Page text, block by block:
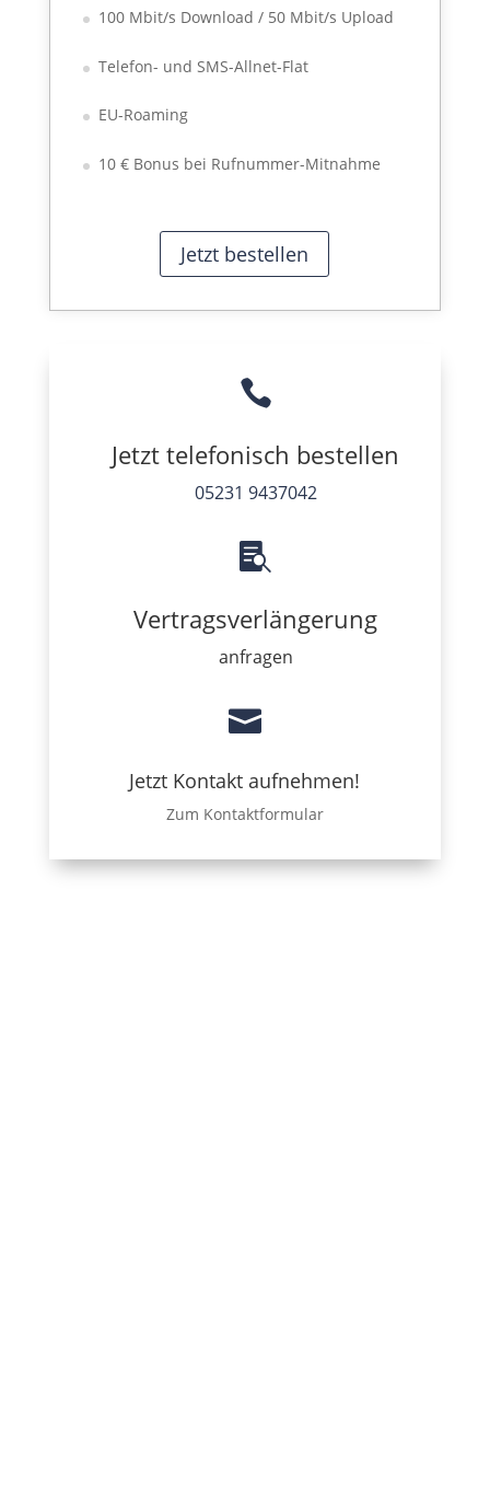
100 Mbit/s Download / 50 Mbit/s Upload
Telefon- und SMS-Allnet-Flat
EU-Roaming
10 € Bonus bei Rufnummer-Mitnahme
Jetzt bestellen

Jetzt telefonisch bestellen
05231 9437042

Vertragsverlängerung
anfragen

Jetzt Kontakt aufnehmen!
Zum Kontaktformular